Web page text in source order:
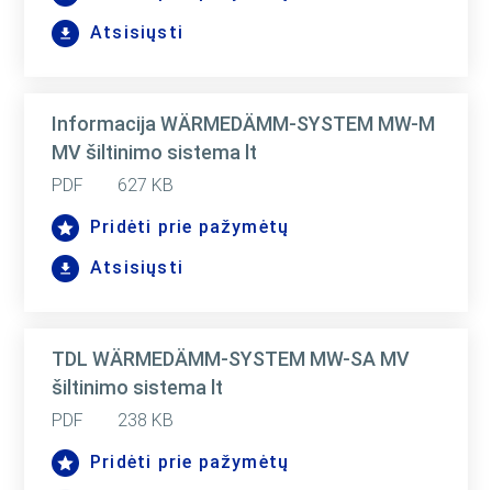
Atsisiųsti
Informacija WÄRMEDÄMM-SYSTEM MW-M
MV šiltinimo sistema lt
PDF
627 KB
Pridėti prie pažymėtų
Atsisiųsti
TDL WÄRMEDÄMM-SYSTEM MW-SA MV
šiltinimo sistema lt
PDF
238 KB
Pridėti prie pažymėtų